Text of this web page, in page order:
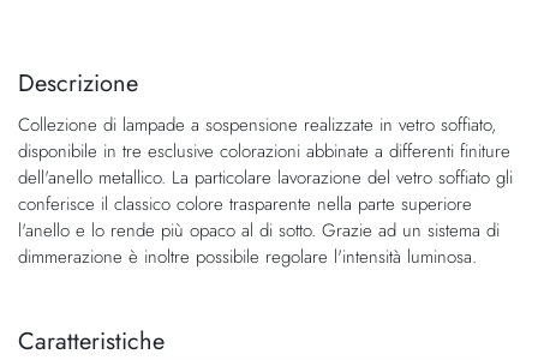
fine
galleria
di
immagini
della
di
immagini
Descrizione
Collezione di lampade a sospensione realizzate in vetro soffiato,
disponibile in tre esclusive colorazioni abbinate a differenti finiture
dell'anello metallico. La particolare lavorazione del vetro soffiato gli
conferisce il classico colore trasparente nella parte superiore
l'anello e lo rende più opaco al di sotto. Grazie ad un sistema di
dimmerazione è inoltre possibile regolare l'intensità luminosa.
Caratteristiche